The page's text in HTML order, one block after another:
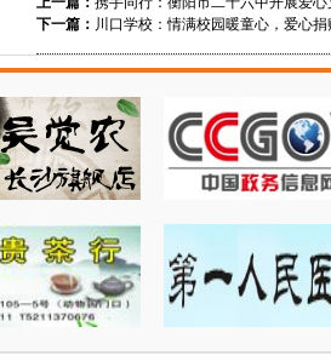
下一篇： 川口学校：情满校园暖童心，爱心捐